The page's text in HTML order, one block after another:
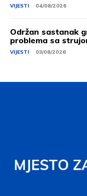
VIJESTI 04/08/2026
Održan sastanak
problema sa
VIJESTI 03/08/2026